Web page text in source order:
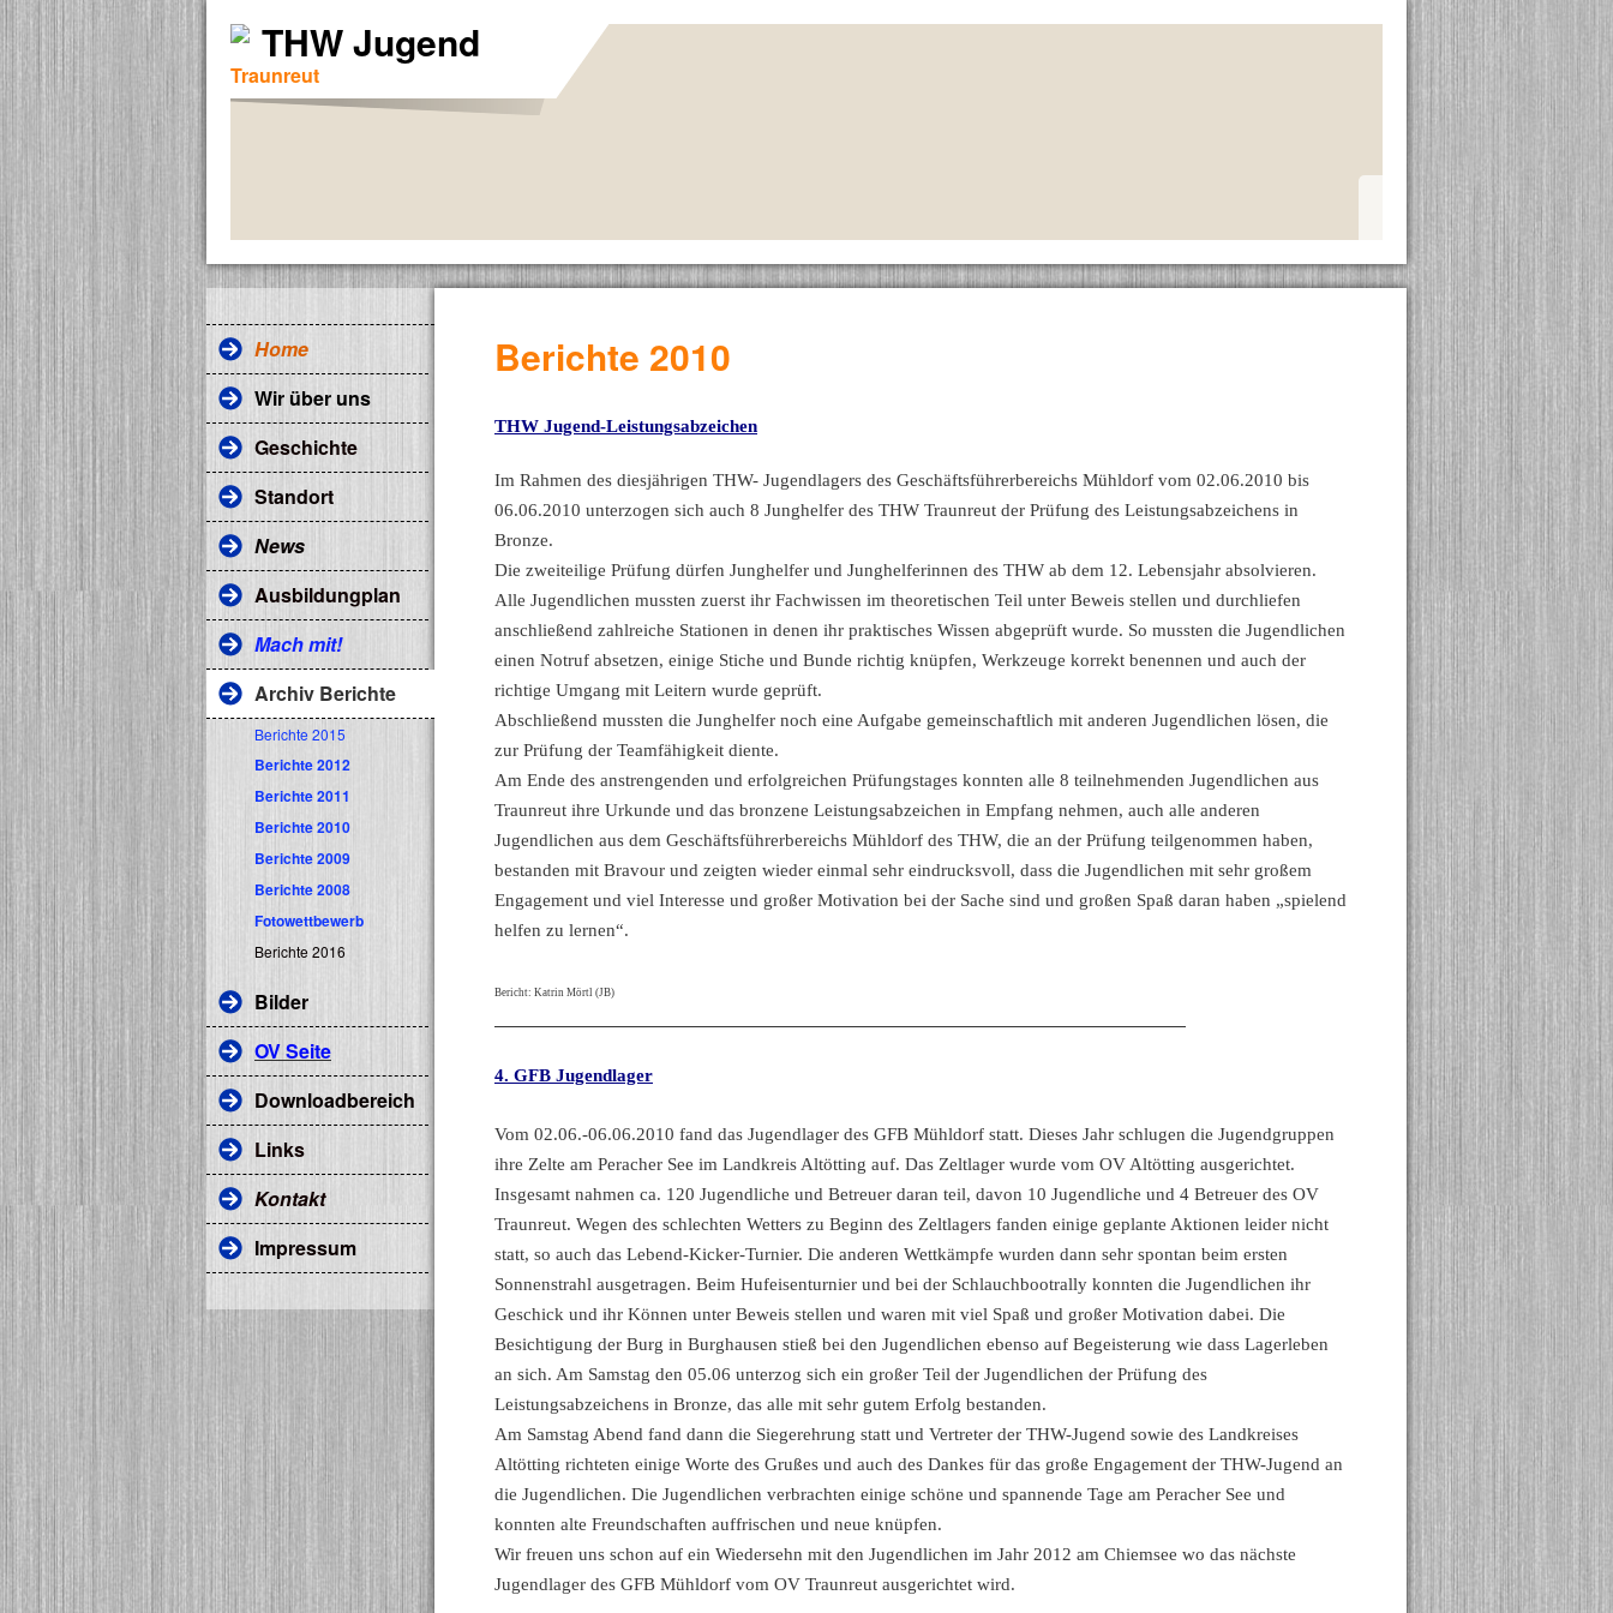
THW Jugend
Traunreut
Home
Wir über uns
Geschichte
Standort
News
Ausbildungplan
Mach mit!
Archiv Berichte
Berichte 2015
Berichte 2012
Berichte 2011
Berichte 2010
Berichte 2009
Berichte 2008
Fotowettbewerb
Berichte 2016
Bilder
OV Seite
Downloadbereich
Links
Kontakt
Impressum
Berichte 2010
THW Jugend-Leistungsabzeichen
Im Rahmen des diesjährigen THW- Jugendlagers des Geschäftsführerbereichs Mühldorf vom 02.06.2010 bis
06.06.2010 unterzogen sich auch 8 Junghelfer des THW Traunreut der Prüfung des Leistungsabzeichens in
Bronze.
Die zweiteilige Prüfung dürfen Junghelfer und Junghelferinnen des THW ab dem 12. Lebensjahr absolvieren.
Alle Jugendlichen mussten zuerst ihr Fachwissen im theoretischen Teil unter Beweis stellen und durchliefen
anschließend zahlreiche Stationen in denen ihr praktisches Wissen abgeprüft wurde. So mussten die Jugendlichen
einen Notruf absetzen, einige Stiche und Bunde richtig knüpfen, Werkzeuge korrekt benennen und auch der
richtige Umgang mit Leitern wurde geprüft.
Abschließend mussten die Junghelfer noch eine Aufgabe gemeinschaftlich mit anderen Jugendlichen lösen, die
zur Prüfung der Teamfähigkeit diente.
Am Ende des anstrengenden und erfolgreichen Prüfungstages konnten alle 8 teilnehmenden Jugendlichen aus
Traunreut ihre Urkunde und das bronzene Leistungsabzeichen in Empfang nehmen, auch alle anderen
Jugendlichen aus dem Geschäftsführerbereichs Mühldorf des THW, die an der Prüfung teilgenommen haben,
bestanden mit Bravour und zeigten wieder einmal sehr eindrucksvoll, dass die Jugendlichen mit sehr großem
Engagement und viel Interesse und großer Motivation bei der Sache sind und großen Spaß daran haben „spielend
helfen zu lernen“.
Bericht: Katrin Mörtl (JB)
4. GFB Jugendlager
Vom 02.06.-06.06.2010 fand das Jugendlager des GFB Mühldorf statt. Dieses Jahr schlugen die Jugendgruppen
ihre Zelte am Peracher See im Landkreis Altötting auf. Das Zeltlager wurde vom OV Altötting ausgerichtet.
Insgesamt nahmen ca. 120 Jugendliche und Betreuer daran teil, davon 10 Jugendliche und 4 Betreuer des OV
Traunreut. Wegen des schlechten Wetters zu Beginn des Zeltlagers fanden einige geplante Aktionen leider nicht
statt, so auch das Lebend-Kicker-Turnier. Die anderen Wettkämpfe wurden dann sehr spontan beim ersten
Sonnenstrahl ausgetragen. Beim Hufeisenturnier und bei der Schlauchbootrally konnten die Jugendlichen ihr
Geschick und ihr Können unter Beweis stellen und waren mit viel Spaß und großer Motivation dabei. Die
Besichtigung der Burg in Burghausen stieß bei den Jugendlichen ebenso auf Begeisterung wie dass Lagerleben
an sich. Am Samstag den 05.06 unterzog sich ein großer Teil der Jugendlichen der Prüfung des
Leistungsabzeichens in Bronze, das alle mit sehr gutem Erfolg bestanden.
Am Samstag Abend fand dann die Siegerehrung statt und Vertreter der THW-Jugend sowie des Landkreises
Altötting richteten einige Worte des Grußes und auch des Dankes für das große Engagement der THW-Jugend an
die Jugendlichen. Die Jugendlichen verbrachten einige schöne und spannende Tage am Peracher See und
konnten alte Freundschaften auffrischen und neue knüpfen.
Wir freuen uns schon auf ein Wiedersehn mit den Jugendlichen im Jahr 2012 am Chiemsee wo das nächste
Jugendlager des GFB Mühldorf vom OV Traunreut ausgerichtet wird.